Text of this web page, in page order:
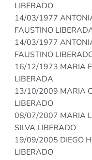
LIBERADO
14/03/1977
FAUSTINO
14/03/1977
FAUSTINO
16/12/1973 MARIA
LIBERADA
13/10/2009 MARIA
LIBERADO
08/07/2007 MARIA
SILVA LIBERADO
19/09/2005 DIEGO
LIBERADO